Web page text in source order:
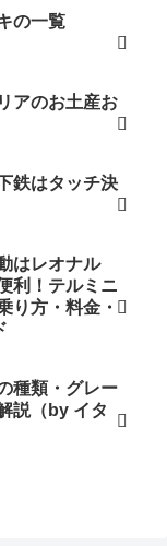
の一覧
アのお土産お
鉄はタッチ決
はレオナル
利！テルミニ
り方・料金・
種類・グレー
説（by イタ